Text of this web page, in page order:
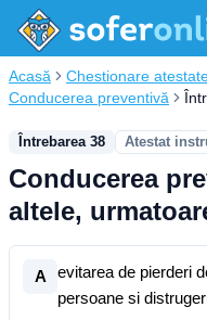
Acasă Chestionare
Conducerea preventivă
Întrebarea 38 Atestat
Conducerea
altele,
A
evitarea de pierderi
persoane si